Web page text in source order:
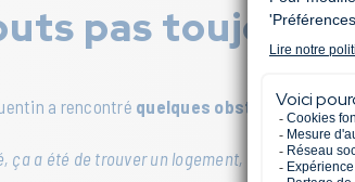
pas toujours
a rencontré quelques obstaclesà son
ça a été de trouver un logement, c’est